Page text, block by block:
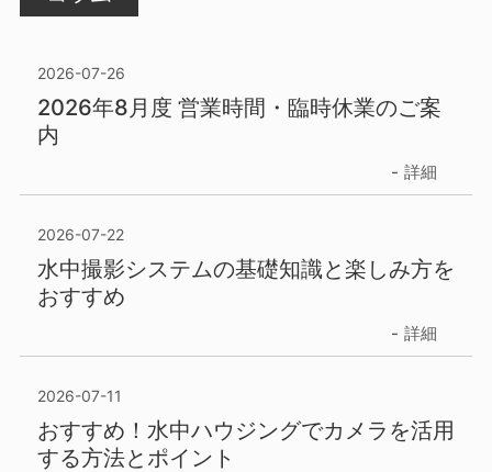
2026-07-26
2026年8月度 営業時間・臨時休業のご案
内
詳細
2026-07-22
水中撮影システムの基礎知識と楽しみ方を
おすすめ
詳細
2026-07-11
おすすめ！水中ハウジングでカメラを活用
する方法とポイント